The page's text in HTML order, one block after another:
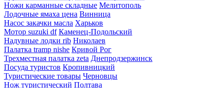
Ножи карманные складные Мелитополь
Лодочные ямаха цена Винница
Насос закачки масла Харьков
Мотор suzuki df Каменец-Подольский
Надувные лодки rib Николаев
Палатка tramp nishe Кривой Рог
Трехместная палатка zeta Днепродзержинск
Посуда туристов Кропивницкий
Туристические товары Черновцы
Нож туристический Полтава